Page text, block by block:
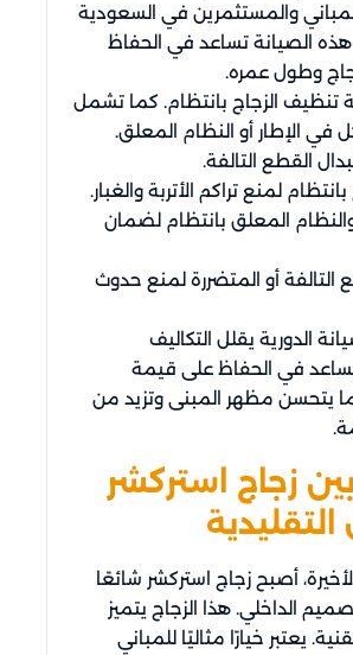
والمستثمرين في السعودية
هذه الصيانة تساعد في الحفاظ
وطول عمره.
تنظيف الزجاج بانتظام. كما تشمل
الإطار أو النظام المعلق.
القطع التالفة.
لمنع تراكم الأتربة والغبار.
المعلق بانتظام لضمان
التالفة أو المتضررة لمنع حدوث
الدورية يقلل التكاليف
يساعد في الحفاظ على قيمة
يتحسن مظهر المبنى وتزيد من
زجاج استركشر
التقليدية
أصبح زجاج استركشر شائعًا
الداخلي. هذا الزجاج يتميز
يعتبر خيارًا مثاليًا للمباني